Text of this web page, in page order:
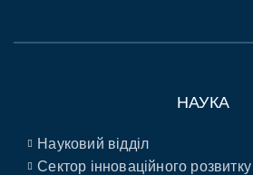
НАУКА
Науковий відділ
Сектор інноваційного розвитку